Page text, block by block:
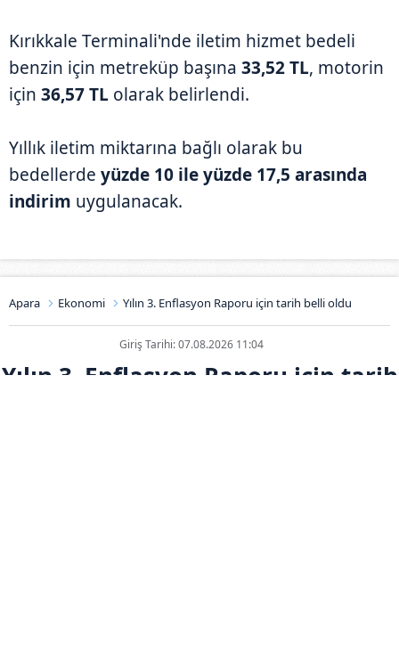
Kırıkkale Terminali'nde iletim hizmet bedeli
benzin için metreküp başına 33,52 TL, motorin
için 36,57 TL olarak belirlendi.
Yıllık iletim miktarına bağlı olarak bu
bedellerde yüzde 10 ile yüzde 17,5 arasında
indirim uygulanacak.
Apara Ekonomi Yılın 3. Enflasyon Raporu için tarih belli oldu
Giriş Tarihi: 07.08.2026 11:04
Yılın 3. Enflasyon Raporu için tarih